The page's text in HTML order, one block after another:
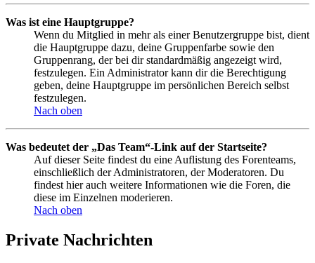
Was ist eine Hauptgruppe?
Wenn du Mitglied in mehr als einer Benutzergruppe bist, dient
die Hauptgruppe dazu, deine Gruppenfarbe sowie den
Gruppenrang, der bei dir standardmäßig angezeigt wird,
festzulegen. Ein Administrator kann dir die Berechtigung
geben, deine Hauptgruppe im persönlichen Bereich selbst
festzulegen.
Nach oben
Was bedeutet der „Das Team“-Link auf der Startseite?
Auf dieser Seite findest du eine Auflistung des Forenteams,
einschließlich der Administratoren, der Moderatoren. Du
findest hier auch weitere Informationen wie die Foren, die
diese im Einzelnen moderieren.
Nach oben
Private Nachrichten